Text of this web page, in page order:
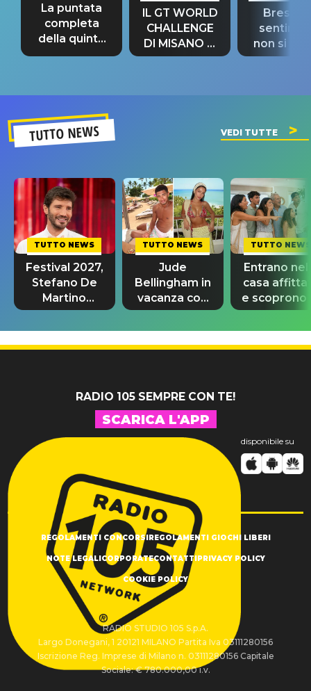
La puntata
completa
della quinta
tappa
IL GT WORLD
CHALLENGE
DI MISANO si
riconferma
Bresh:
non si
fino alla
TUTTO NEWS VEDI TUTTE
TUTTO NEWS
Festival 2027,
Stefano De
Martino
rivoluziona
Sanremo
Giovani
TUTTO NEWS
Jude
Bellingham in
vacanza con
la fidanzata
Ashlyn
Castro: chi è
TUTTO NEWS
Entrano
casa
e scoprono
essere già
sul muro
RADIO 105 SEMPRE CON TE!
SCARICA L'APP
disponibile su
REGOLAMENTI CONCORSIREGOLAMENTI GIOCHI LIBERI
NOTE LEGALICORPORATECONTATTIPRIVACY POLICY
COOKIE POLICY
RADIO STUDIO 105 S.p.A.
Largo Donegani, 1 20121 MILANO Partita Iva 03111280156
Iscrizione Reg. Imprese di Milano n. 03111280156 Capitale
Sociale: € 780.000,00 i.v.